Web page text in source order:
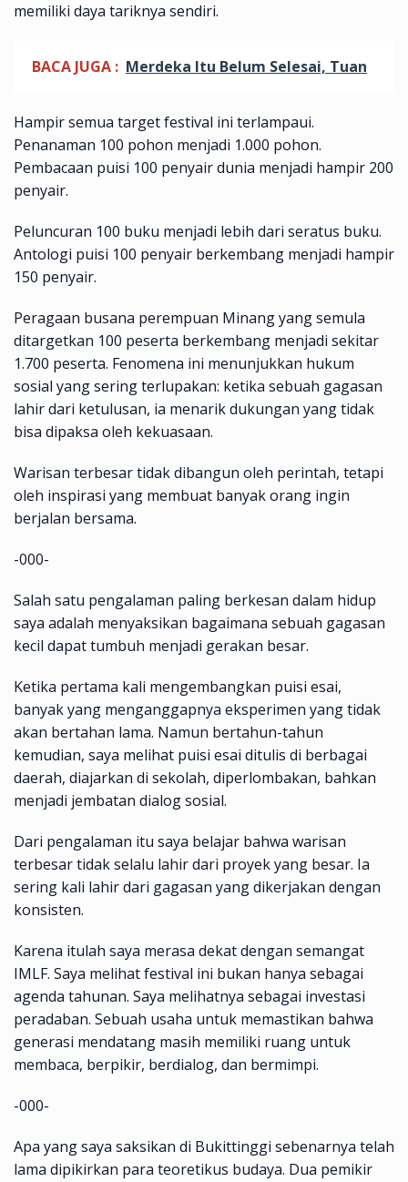
memiliki daya tariknya sendiri.
BACA JUGA : Merdeka Itu Belum Selesai, Tuan
Hampir semua target festival ini terlampaui.
Penanaman 100 pohon menjadi 1.000 pohon.
Pembacaan puisi 100 penyair dunia menjadi hampir 200
penyair.
Peluncuran 100 buku menjadi lebih dari seratus buku.
Antologi puisi 100 penyair berkembang menjadi hampir
150 penyair.
Peragaan busana perempuan Minang yang semula
ditargetkan 100 peserta berkembang menjadi sekitar
1.700 peserta. Fenomena ini menunjukkan hukum
sosial yang sering terlupakan: ketika sebuah gagasan
lahir dari ketulusan, ia menarik dukungan yang tidak
bisa dipaksa oleh kekuasaan.
Warisan terbesar tidak dibangun oleh perintah, tetapi
oleh inspirasi yang membuat banyak orang ingin
berjalan bersama.
-000-
Salah satu pengalaman paling berkesan dalam hidup
saya adalah menyaksikan bagaimana sebuah gagasan
kecil dapat tumbuh menjadi gerakan besar.
Ketika pertama kali mengembangkan puisi esai,
banyak yang menganggapnya eksperimen yang tidak
akan bertahan lama. Namun bertahun-tahun
kemudian, saya melihat puisi esai ditulis di berbagai
daerah, diajarkan di sekolah, diperlombakan, bahkan
menjadi jembatan dialog sosial.
Dari pengalaman itu saya belajar bahwa warisan
terbesar tidak selalu lahir dari proyek yang besar. Ia
sering kali lahir dari gagasan yang dikerjakan dengan
konsisten.
Karena itulah saya merasa dekat dengan semangat
IMLF. Saya melihat festival ini bukan hanya sebagai
agenda tahunan. Saya melihatnya sebagai investasi
peradaban. Sebuah usaha untuk memastikan bahwa
generasi mendatang masih memiliki ruang untuk
membaca, berpikir, berdialog, dan bermimpi.
-000-
Apa yang saya saksikan di Bukittinggi sebenarnya telah
lama dipikirkan para teoretikus budaya. Dua pemikir